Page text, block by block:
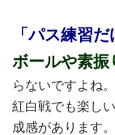
「パス練習
ボールや素振
らないですよね
紅白戦でも楽し
成感があります